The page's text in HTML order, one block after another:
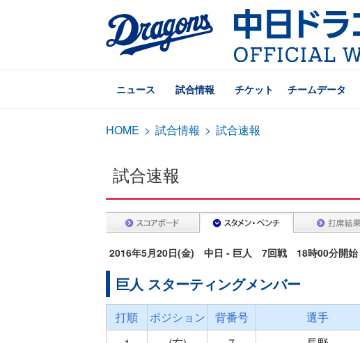
ニュース 試合情報 チケット チームデータ
HOME > 試合情報 > 試合速報
試合速報
2016年5月20日(金) 中日 - 巨人 7回戦 18時00分開始
巨人 スターティングメンバー
打順 ポジション 背番号
選手